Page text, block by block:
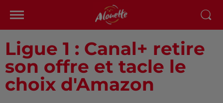
Ligue 1 : Canal+ retire
son offre et tacle le
choix d'Amazon